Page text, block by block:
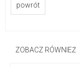
powrót
ZOBACZ RÓWNIEŻ